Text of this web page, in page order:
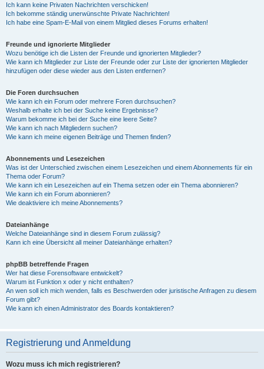
Ich kann keine Privaten Nachrichten verschicken!
Ich bekomme ständig unerwünschte Private Nachrichten!
Ich habe eine Spam-E-Mail von einem Mitglied dieses Forums erhalten!
Freunde und ignorierte Mitglieder
Wozu benötige ich die Listen der Freunde und ignorierten Mitglieder?
Wie kann ich Mitglieder zur Liste der Freunde oder zur Liste der ignorierten Mitglieder
hinzufügen oder diese wieder aus den Listen entfernen?
Die Foren durchsuchen
Wie kann ich ein Forum oder mehrere Foren durchsuchen?
Weshalb erhalte ich bei der Suche keine Ergebnisse?
Warum bekomme ich bei der Suche eine leere Seite?
Wie kann ich nach Mitgliedern suchen?
Wie kann ich meine eigenen Beiträge und Themen finden?
Abonnements und Lesezeichen
Was ist der Unterschied zwischen einem Lesezeichen und einem Abonnements für ein
Thema oder Forum?
Wie kann ich ein Lesezeichen auf ein Thema setzen oder ein Thema abonnieren?
Wie kann ich ein Forum abonnieren?
Wie deaktiviere ich meine Abonnements?
Dateianhänge
Welche Dateianhänge sind in diesem Forum zulässig?
Kann ich eine Übersicht all meiner Dateianhänge erhalten?
phpBB betreffende Fragen
Wer hat diese Forensoftware entwickelt?
Warum ist Funktion x oder y nicht enthalten?
An wen soll ich mich wenden, falls es Beschwerden oder juristische Anfragen zu diesem
Forum gibt?
Wie kann ich einen Administrator des Boards kontaktieren?
Registrierung und Anmeldung
Wozu muss ich mich registrieren?